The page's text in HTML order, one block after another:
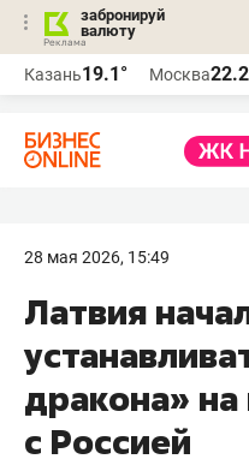
забронируй
валюту
Казань19.1° Москва
28 мая 2026, 15:49
Латвия
дракона» на
с Россией